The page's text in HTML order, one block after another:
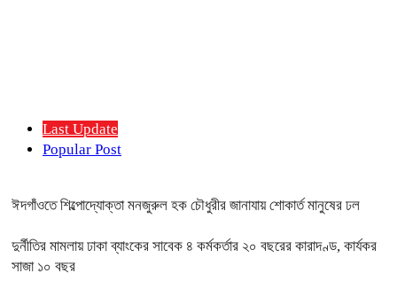
Last Update
Popular Post
ঈদগাঁওতে শিল্পোদ্যোক্তা মনজুরুল হক চৌধুরীর জানাযায় শোকার্ত মানুষের ঢল
দুর্নীতির মামলায় ঢাকা ব্যাংকের সাবেক ৪ কর্মকর্তার ২০ বছরের কারাদণ্ড, কার্যকর
সাজা ১০ বছর